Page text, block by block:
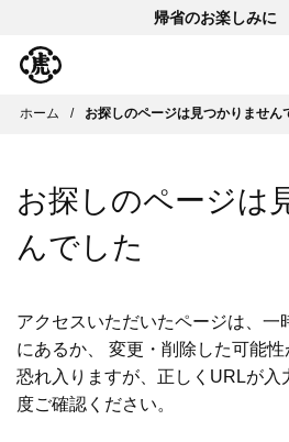
帰省のお楽しみに
ホーム お探しのページは見つかりません
お探しのページは
んでした
アクセスいただいたページは、一
にあるか、 変更・削除した可能性
恐れ入りますが、正しくURLが入
度ご確認ください。